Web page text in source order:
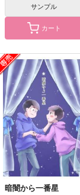
サンプル
カート
暗闇から一番星